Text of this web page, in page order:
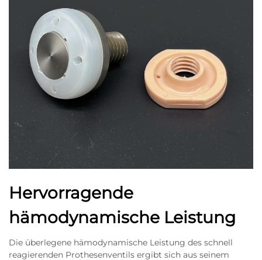
Hervorragende
hämodynamische Leistung
Die überlegene hämodynamische Leistung des schnell
reagierenden Prothesenventils ergibt sich aus seinem